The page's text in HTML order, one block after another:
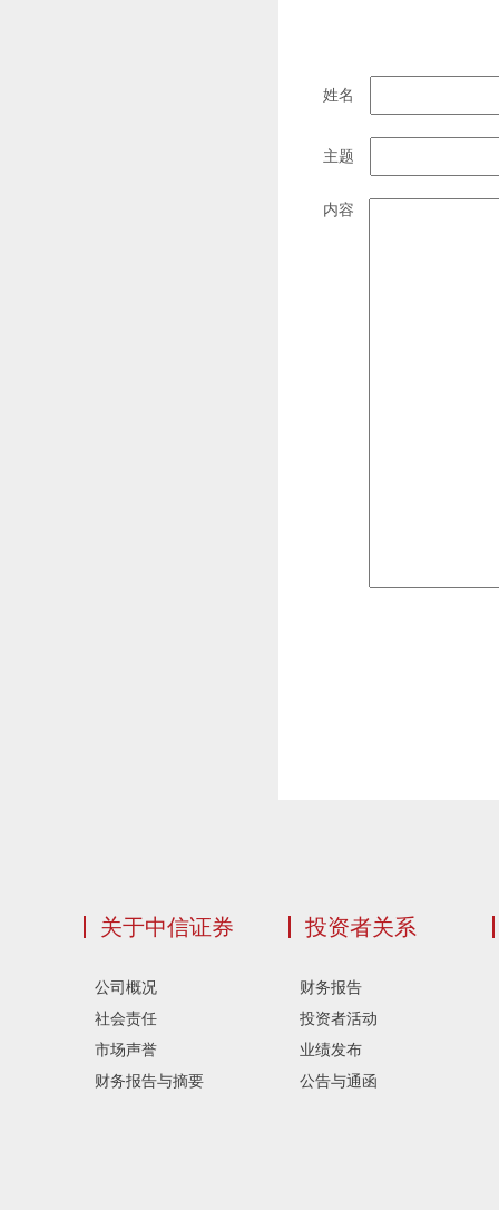
姓名
主题
内容
关于中信证券
公司概况
社会责任
市场声誉
财务报告与摘要
投资者关系
财务报告
投资者活动
业绩发布
公告与通函